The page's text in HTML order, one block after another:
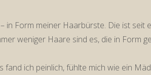
in Form meiner Haarbürste. Die ist seit
weniger Haare sind es, die in Form
ich peinlich, fühlte mich wie ein